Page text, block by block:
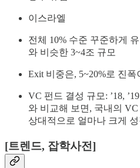
이스라엘
전체 10% 수준 꾸준하게
와 비슷한 3~4조 규모
Exit 비중은, 5~20%로 진폭
VC 펀드 결성 규모: ’18,
와 비교해 보면, 국내의 VC
상대적으로 얼마나 크게
[트렌드, 잡학사전]